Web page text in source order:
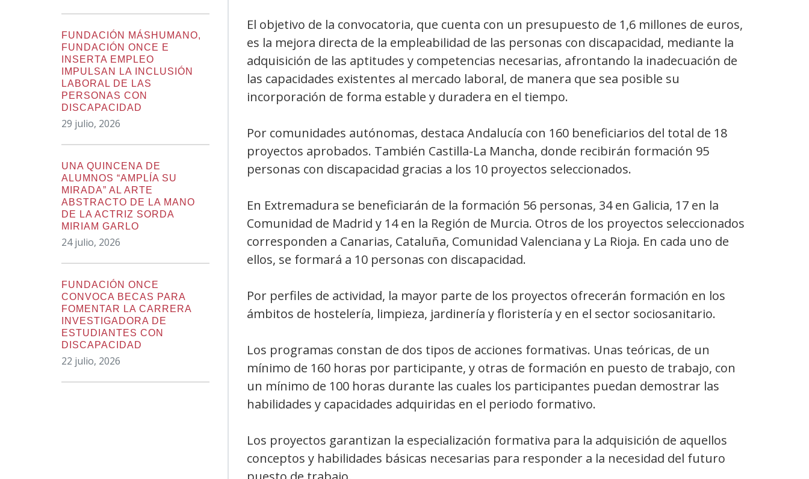
El objetivo de la convocatoria, que cuenta con un presupuesto de 1,6 millones de euros,
es la mejora directa de la empleabilidad de las personas con discapacidad, mediante la
adquisición de las aptitudes y competencias necesarias, afrontando la inadecuación de
las capacidades existentes al mercado laboral, de manera que sea posible su
incorporación de forma estable y duradera en el tiempo.
Por comunidades autónomas, destaca Andalucía con 160 beneficiarios del total de 18
proyectos aprobados. También Castilla-La Mancha, donde recibirán formación 95
personas con discapacidad gracias a los 10 proyectos seleccionados.
En Extremadura se beneficiarán de la formación 56 personas, 34 en Galicia, 17 en la
Comunidad de Madrid y 14 en la Región de Murcia. Otros de los proyectos seleccionados
corresponden a Canarias, Cataluña, Comunidad Valenciana y La Rioja. En cada uno de
ellos, se formará a 10 personas con discapacidad.
Por perfiles de actividad, la mayor parte de los proyectos ofrecerán formación en los
ámbitos de hostelería, limpieza, jardinería y floristería y en el sector sociosanitario.
Los programas constan de dos tipos de acciones formativas. Unas teóricas, de un
mínimo de 160 horas por participante, y otras de formación en puesto de trabajo, con
un mínimo de 100 horas durante las cuales los participantes puedan demostrar las
habilidades y capacidades adquiridas en el periodo formativo.
Los proyectos garantizan la especialización formativa para la adquisición de aquellos
conceptos y habilidades básicas necesarias para responder a la necesidad del futuro
FUNDACIÓN MÁSHUMANO,
FUNDACIÓN ONCE E
INSERTA EMPLEO
IMPULSAN LA INCLUSIÓN
LABORAL DE LAS
PERSONAS CON
DISCAPACIDAD
29 julio, 2026
UNA QUINCENA DE
ALUMNOS “AMPLÍA SU
MIRADA” AL ARTE
ABSTRACTO DE LA MANO
DE LA ACTRIZ SORDA
MIRIAM GARLO
24 julio, 2026
FUNDACIÓN ONCE
CONVOCA BECAS PARA
FOMENTAR LA CARRERA
INVESTIGADORA DE
ESTUDIANTES CON
DISCAPACIDAD
22 julio, 2026